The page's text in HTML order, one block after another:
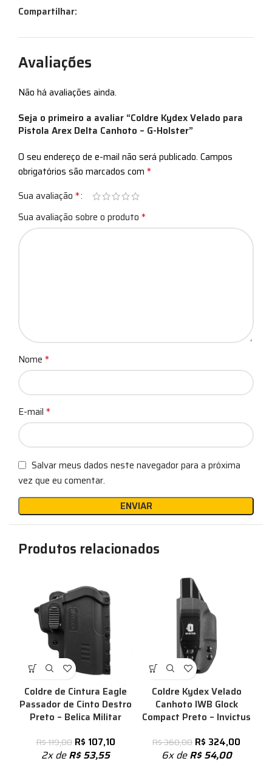
Compartilhar:
Avaliações
Não há avaliações ainda.
Seja o primeiro a avaliar “Coldre Kydex Velado para
Pistola Arex Delta Canhoto – G-Holster”
O seu endereço de e-mail não será publicado. Campos
obrigatórios são marcados com *
Sua avaliação *
Sua avaliação sobre o produto *
Nome *
E-mail *
Salvar meus dados neste navegador para a próxima
vez que eu comentar.
Produtos relacionados
Coldre de Cintura Eagle
Passador de Cinto Destro
Preto – Belica Militar
R$119,00 R$ 107,10
2x deR$53,55
Coldre Kydex Velado
Canhoto IWB Glock
Compact Preto – Invictus
R$360,00 R$ 324,00
6x deR$54,00